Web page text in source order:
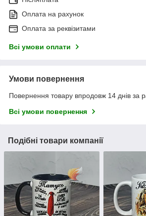
Оплата на рахунок
Оплата за реквізитами
Всі умови оплати
Умови повернення
Повернення товару впродовж 14 днів за
Всі умови повернення
Подібні товари компанії